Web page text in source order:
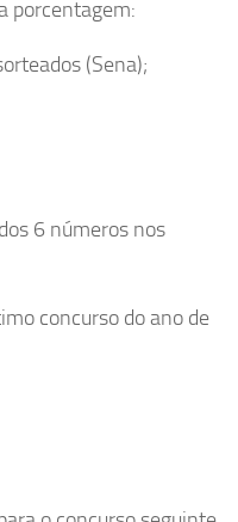
porcentagem:
(Sena);
6 números nos
concurso do ano de